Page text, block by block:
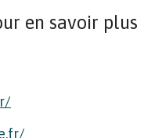
en savoir plus